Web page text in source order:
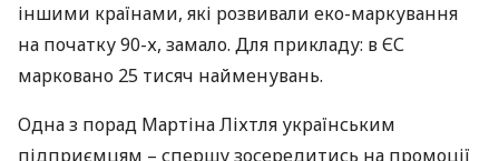
іншими країнами, які розвивали еко-маркування
на початку 90-х, замало. Для прикладу: в ЄС
марковано 25 тисяч найменувань.
Одна з порад Мартіна Ліхтля українським
підприємцям – спершу зосередитись на промоції